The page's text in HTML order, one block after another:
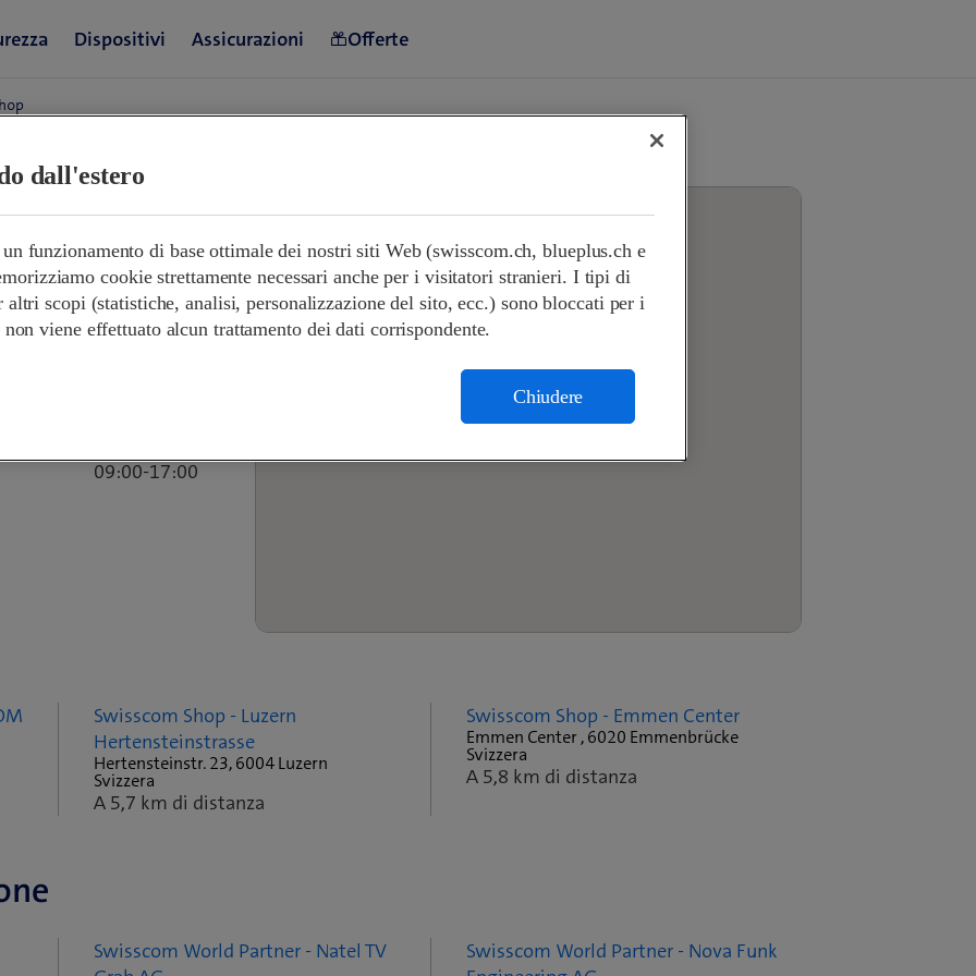
08:00-17:00
Chiuso
09:00-17:00
Swisscom Shop - Luzern
Hertensteinstrasse
Hertensteinstr. 23, 6004 Luzern
Svizzera
A 5,7 km di distanza
Swisscom Shop - Emmen Center
Emmen Center , 6020 Emmenbrücke
Svizzera
A 5,8 km di distanza
Swisscom World Partner - Natel TV
Swisscom World Partner - Nova Funk
dall'estero
funzionamento di base ottimale dei nostri siti Web (swisscom.ch, blueplus.ch e
cookie strettamente necessari anche per i visitatori stranieri. I tipi di
scopi (statistiche, analisi, personalizzazione del sito, ecc.) sono bloccati per i
viene effettuato alcun trattamento dei dati corrispondente.
Chiudere